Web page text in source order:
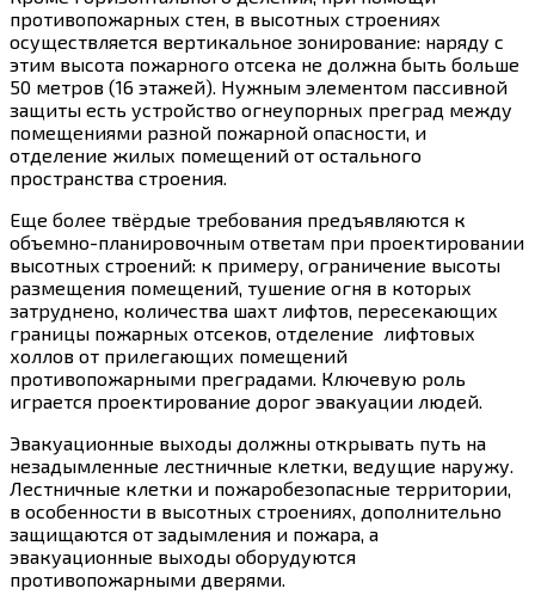
противопожарных стен, в высотных строениях
осуществляется вертикальное зонирование: наряду с
этим высота пожарного отсека не должна быть больше
50 метров (16 этажей). Нужным элементом пассивной
защиты есть устройство огнеупорных преград между
помещениями разной пожарной опасности, и
отделение жилых помещений от остального
пространства строения.
Еще более твёрдые требования предъявляются к
объемно-планировочным ответам при проектировании
высотных строений: к примеру, ограничение высоты
размещения помещений, тушение огня в которых
затруднено, количества шахт лифтов, пересекающих
границы пожарных отсеков, отделение лифтовых
холлов от прилегающих помещений
противопожарными преградами. Ключевую роль
играется проектирование дорог эвакуации людей.
Эвакуационные выходы должны открывать путь на
незадымленные лестничные клетки, ведущие наружу.
Лестничные клетки и пожаробезопасные территории,
в особенности в высотных строениях, дополнительно
защищаются от задымления и пожара, а
эвакуационные выходы оборудуются
противопожарными дверями.